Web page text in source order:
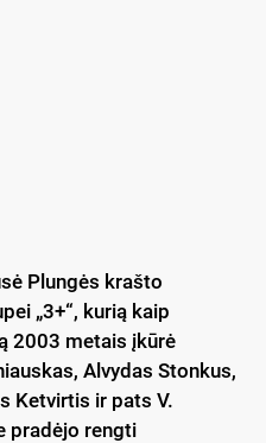
Plungės krašto
„3+“, kurią kaip
2003 metais įkūrė
Alvydas Stonkus,
Ketvirtis ir pats V.
pradėjo rengti